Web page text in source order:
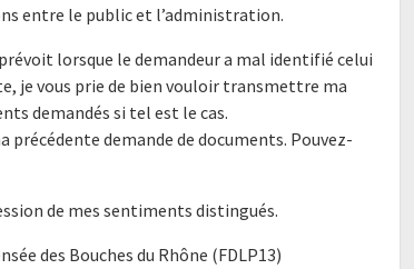
entre le public et l’administration.
lorsque le demandeur a mal identifié celui
je vous prie de bien vouloir transmettre ma
demandés si tel est le cas.
précédente demande de documents. Pouvez-
de mes sentiments distingués.
des Bouches du Rhône (FDLP13)